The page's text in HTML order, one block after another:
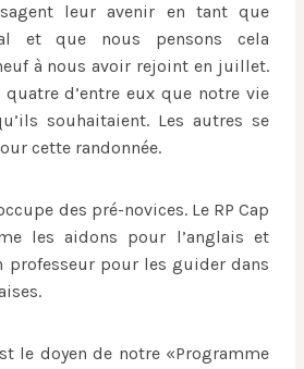
leur avenir en tant que
et que nous pensons cela
à nous avoir rejoint en juillet.
d’entre eux que notre vie
souhaitaient. Les autres se
cette randonnée.
des pré-novices. Le RP Cap
les aidons pour l’anglais et
professeur pour les guider dans
le doyen de notre «Programme